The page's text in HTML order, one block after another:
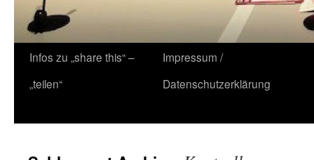
Zum
Inhalt
Infos zu „share this“ –
„teilen“
Impressum /
Datenschutzerklärung